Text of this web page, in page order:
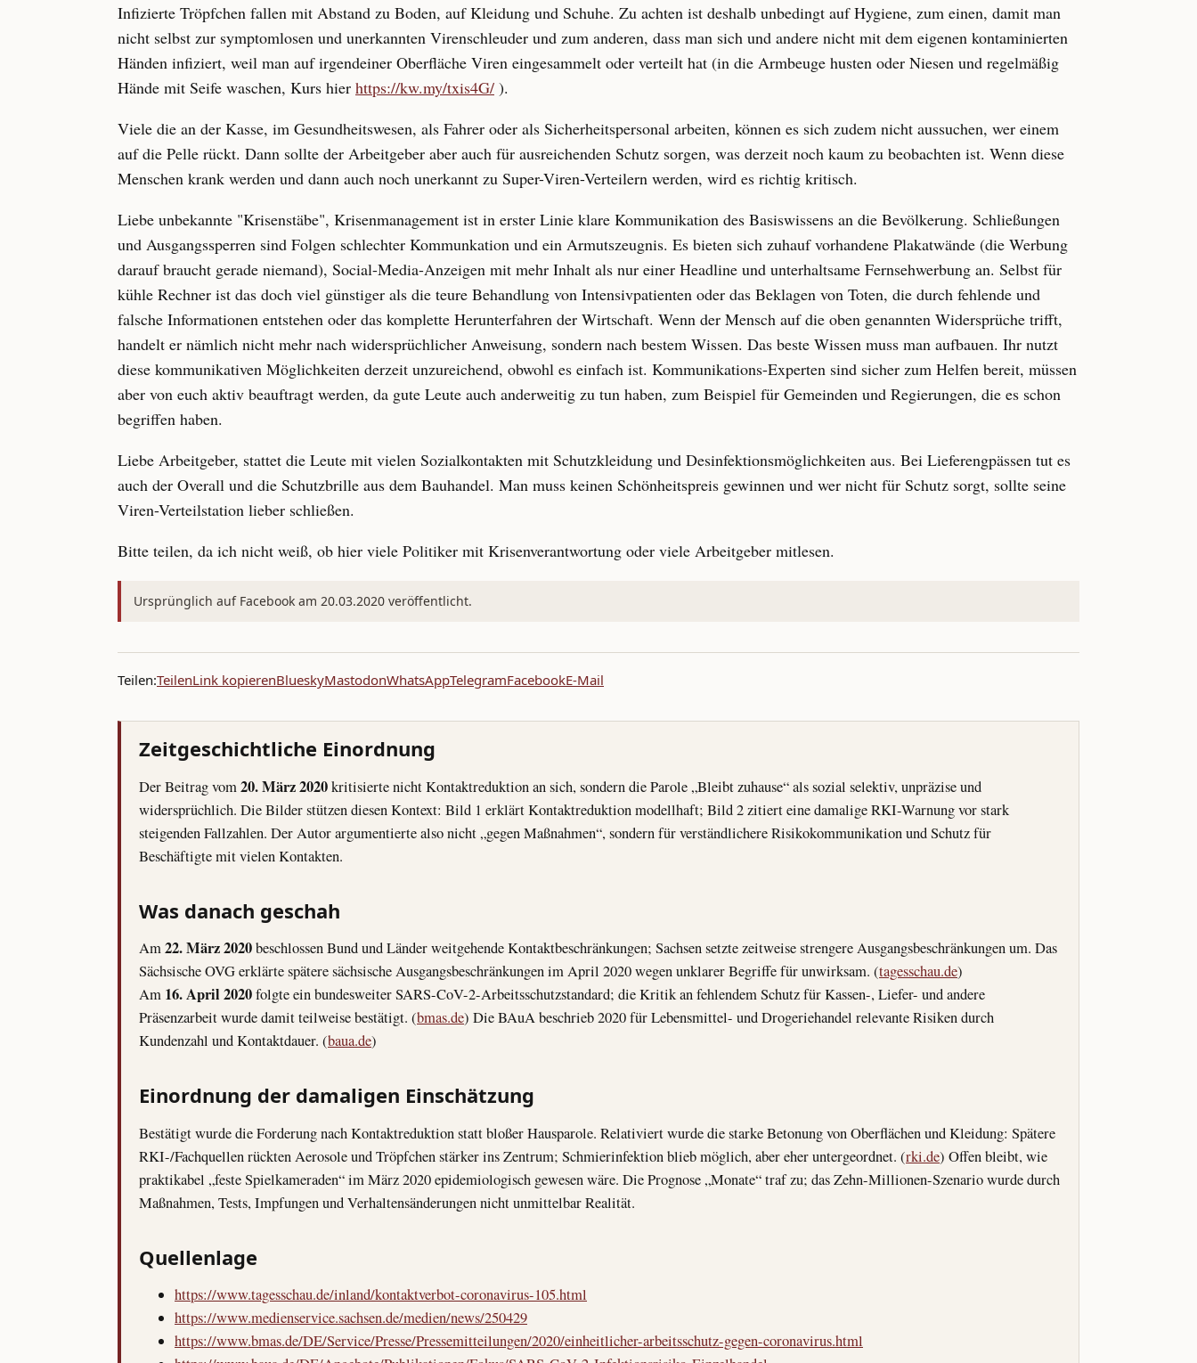
Infizierte Tröpfchen fallen mit Abstand zu Boden, auf Kleidung und Schuhe. Zu achten ist deshalb unbedingt auf Hygiene, zum einen, damit man
nicht selbst zur symptomlosen und unerkannten Virenschleuder und zum anderen, dass man sich und andere nicht mit dem eigenen kontaminierten
Händen infiziert, weil man auf irgendeiner Oberfläche Viren eingesammelt oder verteilt hat (in die Armbeuge husten oder Niesen und regelmäßig
Hände mit Seife waschen, Kurs hier https://kw.my/txis4G/ ).
Viele die an der Kasse, im Gesundheitswesen, als Fahrer oder als Sicherheitspersonal arbeiten, können es sich zudem nicht aussuchen, wer einem
auf die Pelle rückt. Dann sollte der Arbeitgeber aber auch für ausreichenden Schutz sorgen, was derzeit noch kaum zu beobachten ist. Wenn diese
Menschen krank werden und dann auch noch unerkannt zu Super-Viren-Verteilern werden, wird es richtig kritisch.
Liebe unbekannte "Krisenstäbe", Krisenmanagement ist in erster Linie klare Kommunikation des Basiswissens an die Bevölkerung. Schließungen
und Ausgangssperren sind Folgen schlechter Kommunkation und ein Armutszeugnis. Es bieten sich zuhauf vorhandene Plakatwände (die Werbung
darauf braucht gerade niemand), Social-Media-Anzeigen mit mehr Inhalt als nur einer Headline und unterhaltsame Fernsehwerbung an. Selbst für
kühle Rechner ist das doch viel günstiger als die teure Behandlung von Intensivpatienten oder das Beklagen von Toten, die durch fehlende und
falsche Informationen entstehen oder das komplette Herunterfahren der Wirtschaft. Wenn der Mensch auf die oben genannten Widersprüche trifft,
handelt er nämlich nicht mehr nach widersprüchlicher Anweisung, sondern nach bestem Wissen. Das beste Wissen muss man aufbauen. Ihr nutzt
diese kommunikativen Möglichkeiten derzeit unzureichend, obwohl es einfach ist. Kommunikations-Experten sind sicher zum Helfen bereit, müssen
aber von euch aktiv beauftragt werden, da gute Leute auch anderweitig zu tun haben, zum Beispiel für Gemeinden und Regierungen, die es schon
begriffen haben.
Liebe Arbeitgeber, stattet die Leute mit vielen Sozialkontakten mit Schutzkleidung und Desinfektionsmöglichkeiten aus. Bei Lieferengpässen tut es
auch der Overall und die Schutzbrille aus dem Bauhandel. Man muss keinen Schönheitspreis gewinnen und wer nicht für Schutz sorgt, sollte seine
Viren-Verteilstation lieber schließen.
Bitte teilen, da ich nicht weiß, ob hier viele Politiker mit Krisenverantwortung oder viele Arbeitgeber mitlesen.
Ursprünglich auf Facebook am 20.03.2020 veröffentlicht.
Teilen:TeilenLink kopierenBlueskyMastodonWhatsAppTelegramFacebookE-Mail
Zeitgeschichtliche Einordnung
Der Beitrag vom20. März 2020kritisierte nicht Kontaktreduktion an sich, sondern die Parole „Bleibt zuhause“ als sozial selektiv, unpräzise und
widersprüchlich. Die Bilder stützen diesen Kontext: Bild 1 erklärt Kontaktreduktion modellhaft; Bild 2 zitiert eine damalige RKI-Warnung vor stark
steigenden Fallzahlen. Der Autor argumentierte also nicht „gegen Maßnahmen“, sondern für verständlichere Risikokommunikation und Schutz für
Beschäftigte mit vielen Kontakten.
Was danach geschah
Am22. März 2020beschlossen Bund und Länder weitgehende Kontaktbeschränkungen; Sachsen setzte zeitweise strengere Ausgangsbeschränkungen um. Das
Sächsische OVG erklärte spätere sächsische Ausgangsbeschränkungen im April 2020 wegen unklarer Begriffe für unwirksam. (tagesschau.de)
Am 16. April 2020folgte ein bundesweiter SARS-CoV-2-Arbeitsschutzstandard; die Kritik an fehlendem Schutz für Kassen-, Liefer- und andere
Präsenzarbeit wurde damit teilweise bestätigt. (bmas.de) Die BAuA beschrieb 2020 für Lebensmittel- und Drogeriehandel relevante Risiken durch
Kundenzahl und Kontaktdauer. (baua.de)
Einordnung der damaligen Einschätzung
Bestätigt wurde die Forderung nach Kontaktreduktion statt bloßer Hausparole. Relativiert wurde die starke Betonung von Oberflächen und Kleidung: Spätere
RKI-/Fachquellen rückten Aerosole und Tröpfchen stärker ins Zentrum; Schmierinfektion blieb möglich, aber eher untergeordnet. (rki.de) Offen bleibt, wie
praktikabel „feste Spielkameraden“ im März 2020 epidemiologisch gewesen wäre. Die Prognose „Monate“ traf zu; das Zehn-Millionen-Szenario wurde durch
Maßnahmen, Tests, Impfungen und Verhaltensänderungen nicht unmittelbar Realität.
Quellenlage
https://www.tagesschau.de/inland/kontaktverbot-coronavirus-105.html
https://www.medienservice.sachsen.de/medien/news/250429
https://www.bmas.de/DE/Service/Presse/Pressemitteilungen/2020/einheitlicher-arbeitsschutz-gegen-coronavirus.html